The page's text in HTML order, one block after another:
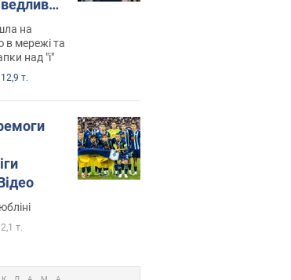
на
в мережі та
над "і"
12,9 т.
2,1 т.